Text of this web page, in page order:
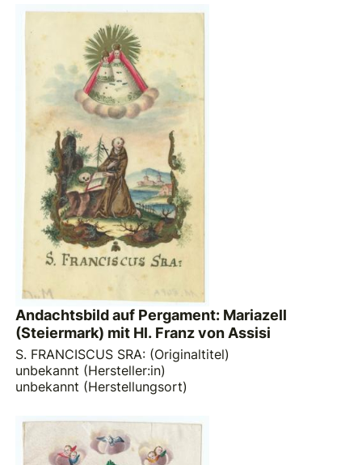
Andachtsbild auf Pergament: Mariazell
(Steiermark) mit Hl. Franz von Assisi
S. FRANCISCUS SRA: (Originaltitel)
unbekannt (Hersteller:in)
unbekannt (Herstellungsort)